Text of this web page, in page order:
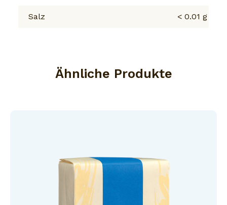
Salz < 0.01 g
Ähnliche Produkte